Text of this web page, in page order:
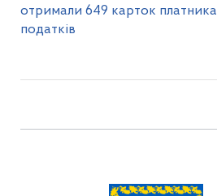
отримали 649 карток платника
податків